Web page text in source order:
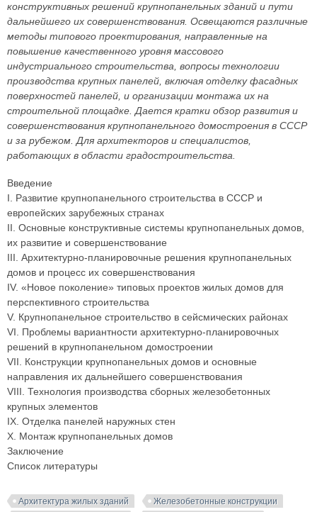
конструктивных решений крупнопанельных зданий и пути
дальнейшего их совершенствования. Освещаются различные
методы типового проектирования, направленные на
повышение качественного уровня массового
индустриального строительства, вопросы технологии
производства крупных панелей, включая отделку фасадных
поверхностей панелей, и организации монтажа их на
строительной площадке. Дается кратки обзор развития и
совершенствования крупнопанельного домостроения в СССР
и за рубежом. Для архитекторов и специалистов,
работающих в области градостроительства.
Введение
I. Развитие крупнопанельного строительства в СССР и
европейских зарубежных странах
II. Основные конструктивные системы крупнопанельных домов,
их развитие и совершенствование
III. Архитектурно-планировочные решения крупнопанельных
домов и процесс их совершенствования
IV. «Новое поколение» типовых проектов жилых домов для
перспективного строительства
V. Крупнопанельное строительство в сейсмических районах
VI. Проблемы вариантности архитектурно-планировочных
решений в крупнопанельном домостроении
VII. Конструкции крупнопанельных домов и основные
направления их дальнейшего совершенствования
VIII. Технология производства сборных железобетонных
крупных элементов
IX. Отделка панелей наружных стен
X. Монтаж крупнопанельных домов
Заключение
Список литературы
Архитектура жилых зданий
Железобетонные конструкции